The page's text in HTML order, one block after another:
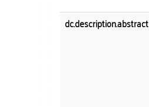
dc.description.abstract